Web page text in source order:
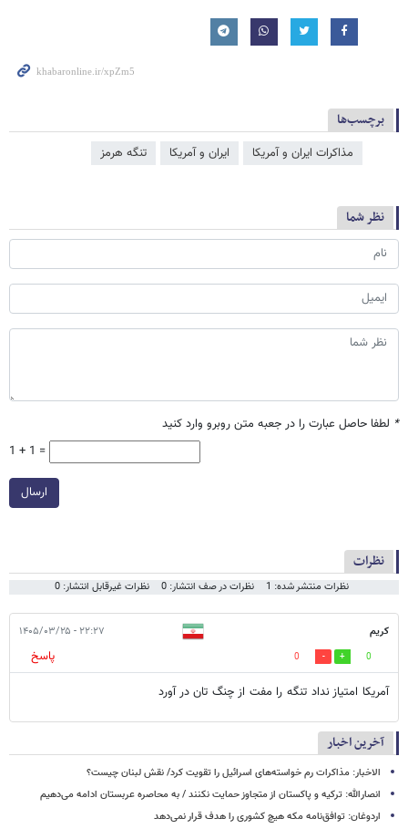
برچسب‌ها
مذاکرات ایران و آمریکا ایران و آمریکا تنگه هرمز
نظر شما
* لطفا حاصل عبارت را در جعبه متن روبرو وارد کنید
1 + 1 =
ارسال
نظرات
نظرات منتشر شده: 1 نظرات در صف انتشار: 0 نظرات غیرقابل انتشار: 0
‌کریم ۲۲:۲۷ - ۱۴۰۵/۰۳/۲۵
0
0
پاسخ
آمریکا امتیاز نداد تنگه را مفت از چنگ تان در آورد
آخرین اخبار
الاخبار: مذاکرات رم خواسته‌های اسرائیل را تقویت کرد/ نقش لبنان چیست؟
انصارالله: ترکیه و پاکستان از متجاوز حمایت نکنند / به محاصره عربستان ادامه می‌دهیم
اردوغان: توافق‌نامه مکه هیچ کشوری را هدف قرار نمی‌دهد